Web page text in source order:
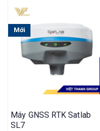
Mới
Máy GNSS RTK Satlab
SL7